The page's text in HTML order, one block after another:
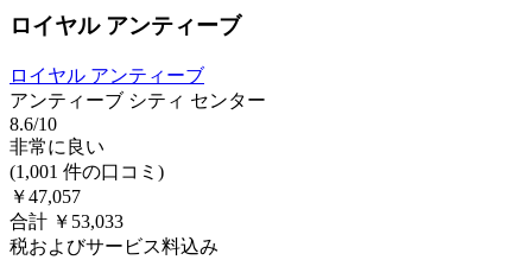
ロイヤル アンティーブ
ロイヤル アンティーブ
アンティーブ シティ センター
8.6/10
非常に良い
(1,001 件の口コミ)
￥47,057
合計 ￥53,033
税およびサービス料込み